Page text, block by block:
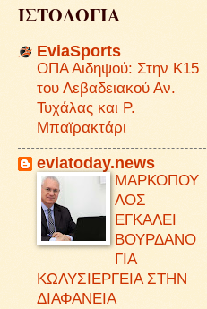
ΙΣΤΟΛΟΓΙΑ
EviaSports
ΟΠΑ Αιδηψού: Στην Κ15
του Λεβαδειακού Αν.
Τυχάλας και Ρ.
Μπαϊρακτάρι
eviatoday.news
ΜΑΡΚΟΠΟΥ
ΛΟΣ
ΕΓΚΑΛΕΙ
ΒΟΥΡΔΑΝΟ
ΓΙΑ
ΚΩΛΥΣΙΕΡΓΕΙΑ ΣΤΗΝ
ΔΙΑΦΑΝΕΙΑ